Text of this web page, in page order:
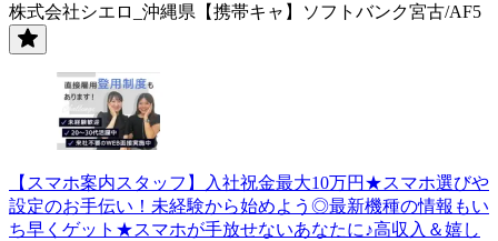
株式会社シエロ_沖縄県【携帯キャ】ソフトバンク宮古/AF5
【スマホ案内スタッフ】入社祝金最大10万円★スマホ選びや
設定のお手伝い！未経験から始めよう◎最新機種の情報もい
ち早くゲット★スマホが手放せないあなたに♪高収入＆嬉し